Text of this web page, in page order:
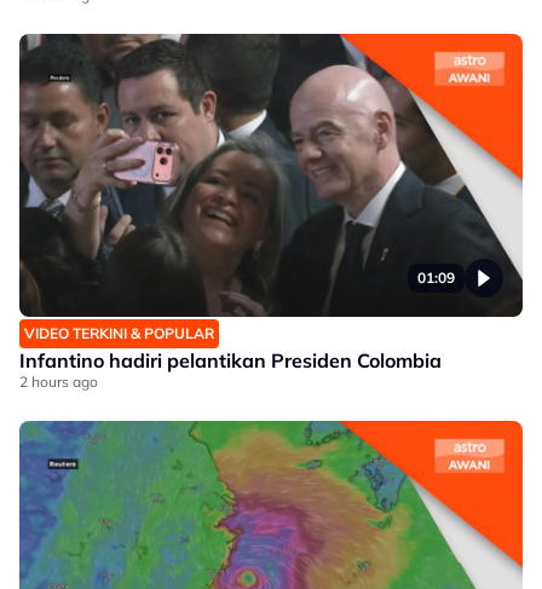
01:09
VIDEO TERKINI & POPULAR
Infantino hadiri pelantikan Presiden Colombia
2 hours ago